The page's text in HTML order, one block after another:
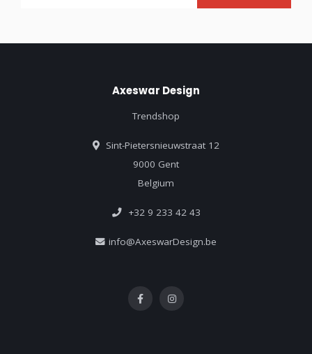
Axeswar Design
Trendshop
Sint-Pietersnieuwstraat 12
9000 Gent
Belgium
+32 9 233 42 43
info@AxeswarDesign.be